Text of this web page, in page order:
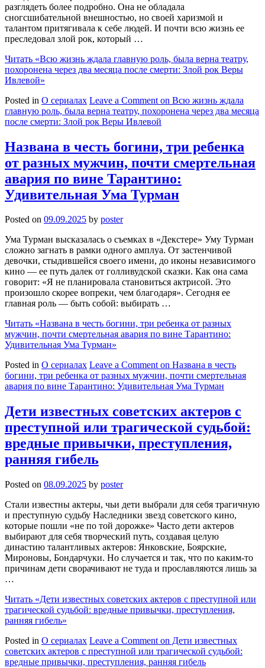
разглядеть более подробно. Она не обладала
сногсшибательной внешностью, но своей харизмой и
талантом притягивала к себе людей. И почти всю жизнь ее
преследовал злой рок, который …
Читать «Всю жизнь ждала главную роль, была верна театру,
похоронена через два месяца после смерти: Злой рок Веры
Ивлевой»
Posted in О сериалах Leave a Comment on Всю жизнь ждала
главную роль, была верна театру, похоронена через два месяца
после смерти: Злой рок Веры Ивлевой
Названа в честь богини, три ребенка
от разных мужчин, почти смертельная
авария по вине Тарантино:
Удивительная Ума Турман
Posted on 09.09.2025 by poster
Ума Турман высказалась о съемках в «Декстере» Уму Турман
сложно загнать в рамки одного амплуа. От застенчивой
девочки, стыдившейся своего имени, до иконы независимого
кино — ее путь далек от голливудской сказки. Как она сама
говорит: «Я не планировала становиться актрисой. Это
произошло скорее вопреки, чем благодаря». Сегодня ее
главная роль — быть собой: выбирать …
Читать «Названа в честь богини, три ребенка от разных
мужчин, почти смертельная авария по вине Тарантино:
Удивительная Ума Турман»
Posted in О сериалах Leave a Commenton Названа в честь
богини, три ребенка от разных мужчин, почти смертельная
авария по вине Тарантино: Удивительная Ума Турман
Дети известных советских актеров с
преступной или трагической судьбой:
вредные привычки, преступления,
ранняя гибель
Posted on 08.09.2025 by poster
Стали известны актеры, чьи дети выбрали для себя трагичную
и преступную судьбу Наследники звезд советского кино,
которые пошли «не по той дорожке» Часто дети актеров
выбирают для себя творческий путь, создавая целую
династию талантливых актеров: Янковские, Боярские,
Мироновы, Бондарчуки. Но случается и так, что по каким-то
причинам дети сворачивают не туда и прославляются лишь за
…
Читать «Дети известных советских актеров с преступной или
трагической судьбой: вредные привычки, преступления,
ранняя гибель»
Posted in О сериалах Leave a Comment on Дети известных
советских актеров с преступной или трагической судьбой:
вредные привычки, преступления, ранняя гибель